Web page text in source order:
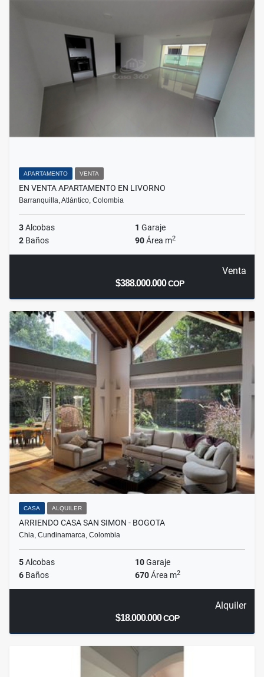
APARTAMENTO VENTA
EN VENTA APARTAMENTO EN LIVORNO
Barranquilla, Atlántico, Colombia
3Alcobas 1 Garaje
2 Baños 90Área m2
Venta
$388.000.000COP
CASA ALQUILER
ARRIENDO CASA SAN SIMON - BOGOTA
Chia, Cundinamarca, Colombia
5Alcobas 10Garaje
6 Baños 670Área m2
Alquiler
$18.000.000COP